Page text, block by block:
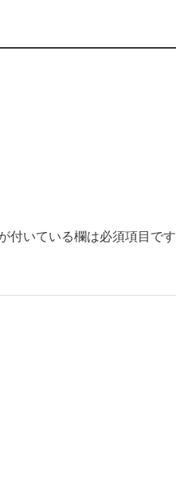
付いている欄は必須項目です